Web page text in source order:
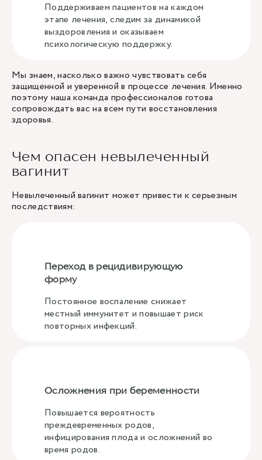
Поддерживаем пациентов на каждом
этапе лечения, следим за динамикой
выздоровления и оказываем
психологическую поддержку.
Мы знаем, насколько важно чувствовать себя
защищенной и уверенной в процессе лечения. Именно
поэтому наша команда профессионалов готова
сопровождать вас на всем пути восстановления
здоровья.
Чем опасен невылеченный
вагинит
Невылеченный вагинит может привести к серьезным
последствиям:
Переход в рецидивирующую
форму
Постоянное воспаление снижает
местный иммунитет и повышает риск
повторных инфекций.
Осложнения при беременности
Повышается вероятность
преждевременных родов,
инфицирования плода и осложнений во
время родов.